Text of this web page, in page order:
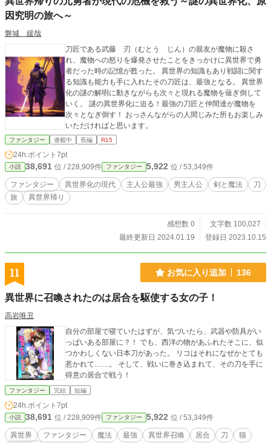
因究明の旅へ～
磐城 緩哉
刀匠である武藤 刃（むとう じん）の親友が魔物に殺さ
れ、魔物への怒りを爆発させたことをきっかけに異世界で勇
者だった時の記憶が甦った。 異世界の知識もあり戦闘に関す
る知識も能力も手に入れたその刀匠は、最強となる。 異世界
化の謎の解明に動きながらも次々と現れる魔物を薙ぎ倒して
いく。 謎の異世界化に迫る！最強の刀匠と仲間達が魔物を
次々となぎ倒す！ おっさんながらの人間じみた所もお楽しみ
いただければと思います。
ファンタジー 連載中 長編 R15
24h.ポイント 7pt
小説 38,691 位 / 228,909件 ファンタジー 5,922 位 / 53,349件
ファンタジー 異世界化の現代 主人公最強 男主人公 剣と魔法
刀
旅
異世界帰り
感想数 0
文字数 100,027
最終更新日 2024.01.19
登録日 2023.10.15
11 お気に入り追加 136
異世界に召喚されたのは居合を駆使する女の子！
高岩唯丑
自分の部屋で寝ていたはずが、気づいたら、武器や防具がい
っぱいある部屋に？！ でも、西洋の物があふれたそこに、似
つかわしくない日本刀があった。 リコはそれになぜかとても
惹かれて……。 そして、戦いに巻き込まれて、その刀を手に
得意の居合で戦う！
ファンタジー 完結 短編
24h.ポイント 7pt
小説 38,691 位 / 228,909件 ファンタジー 5,922 位 / 53,349件
異世界 ファンタジー 魔法 最強 異世界召喚 居合 刀
猫